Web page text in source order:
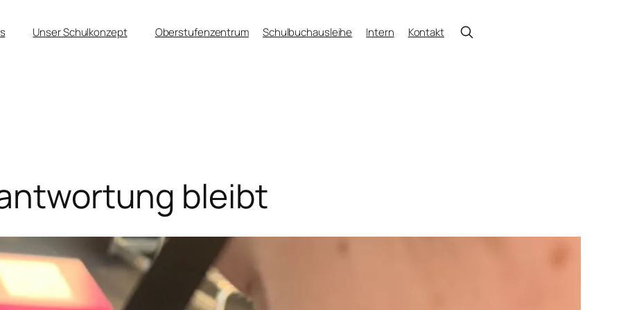
Unser Schulkonzept Oberstufenzentrum Schulbuchausleihe Intern Kontakt
bleibt